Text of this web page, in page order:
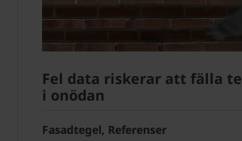
Fel data riskerar att fälla
i onödan
Fasadtegel, Referenser